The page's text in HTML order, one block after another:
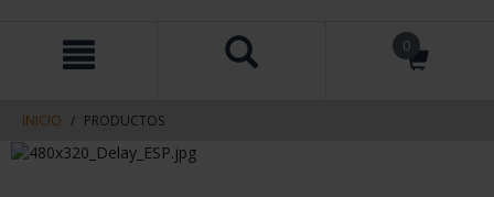
contenido
navegacin
0
INICIO PRODUCTOS